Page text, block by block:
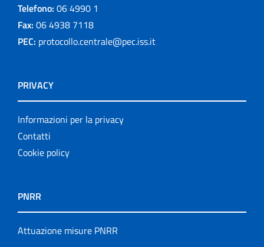
Telefono: 06 4990 1
Fax: 06 4938 7118
PEC: protocollo.centrale@pec.iss.it
PRIVACY
Informazioni per la privacy
Contatti
Cookie policy
PNRR
Attuazione misure PNRR